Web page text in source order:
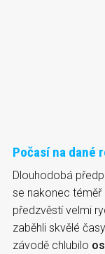
Počasí na dané
Dlouhodobá
se nakonec téměř
předzvěstí velmi
zaběhli skvělé
závodě chlubilo